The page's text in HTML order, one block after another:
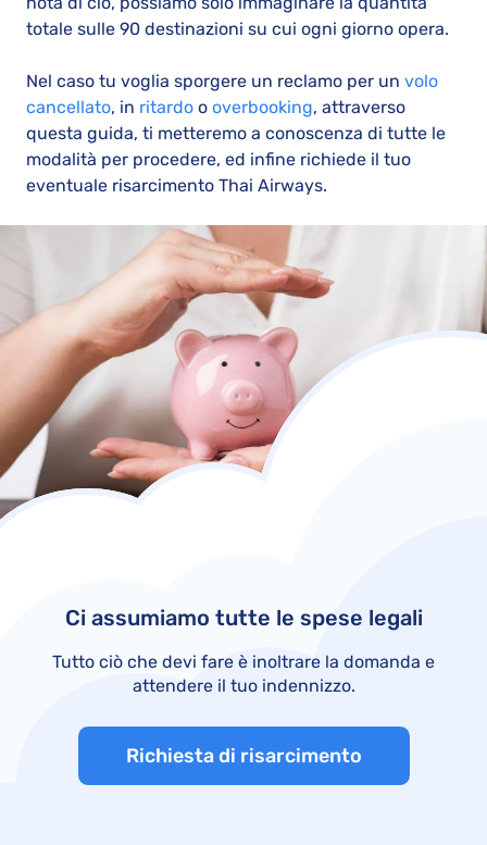
totale sulle 90 destinazioni su cui ogni giorno opera.
Nel caso tu voglia sporgere un reclamo per un volo
cancellato, in ritardo o overbooking, attraverso
questa guida, ti metteremo a conoscenza di tutte le
modalità per procedere, ed infine richiede il tuo
eventuale risarcimento Thai Airways.
Ci assumiamo tutte le spese legali
Tutto ciò che devi fare è inoltrare la domanda e
attendere il tuo indennizzo.
Richiesta di risarcimento